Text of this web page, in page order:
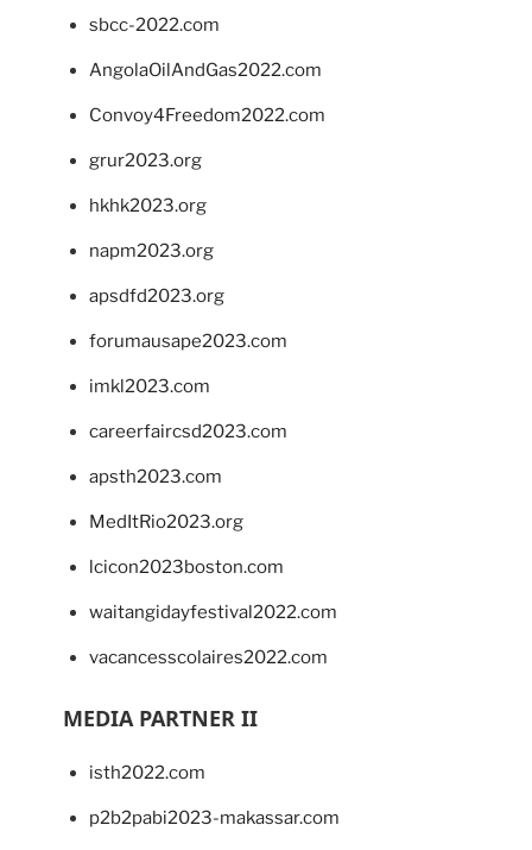
sbcc-2022.com
AngolaOilAndGas2022.com
Convoy4Freedom2022.com
grur2023.org
hkhk2023.org
napm2023.org
apsdfd2023.org
forumausape2023.com
imkl2023.com
careerfaircsd2023.com
apsth2023.com
MedItRio2023.org
lcicon2023boston.com
waitangidayfestival2022.com
vacancesscolaires2022.com
MEDIA PARTNER II
isth2022.com
p2b2pabi2023-makassar.com